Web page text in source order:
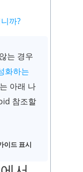
까?
는 경우
화하는
아래 나
참조할
이드 표시